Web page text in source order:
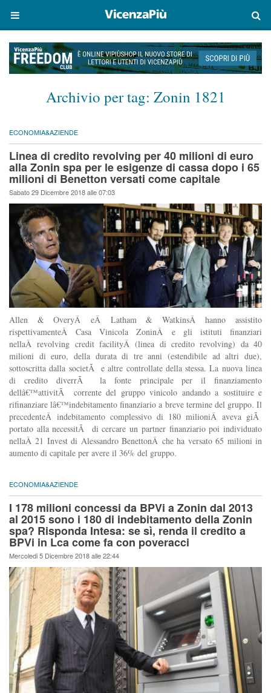
Archivio per tag: Zonin 1821
ECONOMIA&AZIENDE
Linea di credito revolving per 40 milioni di euro
alla Zonin spa per le esigenze di cassa dopo i 65
milioni di Benetton versati come capitale
Sabato 29 Dicembre 2018 alle 07:03
Allen & OveryÂ eÂ Latham & WatkinsÂ hanno assistito
rispettivamenteÂ Casa Vinicola ZoninÂ e gli istituti finanziari
nellaÂ revolving credit facilityÂ (linea di credito revolving) da 40
milioni di euro, della durata di tre anni (estendibile ad altri due),
sottoscritta dalla societÃ e altre controllate della stessa. La nuova linea
di credito diverrÃ la fonte principale per il finanziamento
dellâ€™attivitÃ corrente del gruppo vinicolo andando a sostituire e
rifinanziare lâ€™indebitamento finanziario a breve termine del gruppo. Il
precedenteÂ indebitamento complessivo di 180 milioniÂ aveva giÃ
portato alla necessitÃ di cercare un partner finanziario poi individuato
nellaÂ 21 Invest di Alessandro BenettonÂ che ha versato 65 milioni in
aumento di capitale per avere il 36% del gruppo.
ECONOMIA&AZIENDE
I 178 milioni concessi da BPVi a Zonin dal 2013
al 2015 sono i 180 di indebitamento della Zonin
spa? Risponda Intesa: se sì, renda il credito a
BPVi in Lca come fa con poveracci
Mercoledi 5 Dicembre 2018 alle 22:44